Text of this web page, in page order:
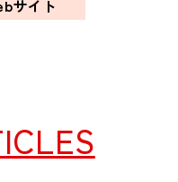
サイト